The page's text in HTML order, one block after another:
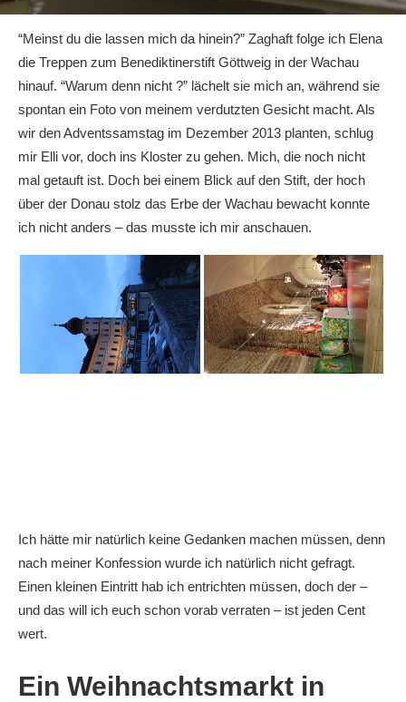
“Meinst du die lassen mich da hinein?” Zaghaft folge ich Elena
die Treppen zum Benediktinerstift Göttweig in der Wachau
hinauf. “Warum denn nicht ?” lächelt sie mich an, während sie
spontan ein Foto von meinem verdutzten Gesicht macht. Als
wir den Adventssamstag im Dezember 2013 planten, schlug
mir Elli vor, doch ins Kloster zu gehen. Mich, die noch nicht
mal getauft ist. Doch bei einem Blick auf den Stift, der hoch
über der Donau stolz das Erbe der Wachau bewacht konnte
ich nicht anders – das musste ich mir anschauen.
Ich hätte mir natürlich keine Gedanken machen müssen, denn
nach meiner Konfession wurde ich natürlich nicht gefragt.
Einen kleinen Eintritt hab ich entrichten müssen, doch der –
und das will ich euch schon vorab verraten – ist jeden Cent
wert.
Ein Weihnachtsmarkt in